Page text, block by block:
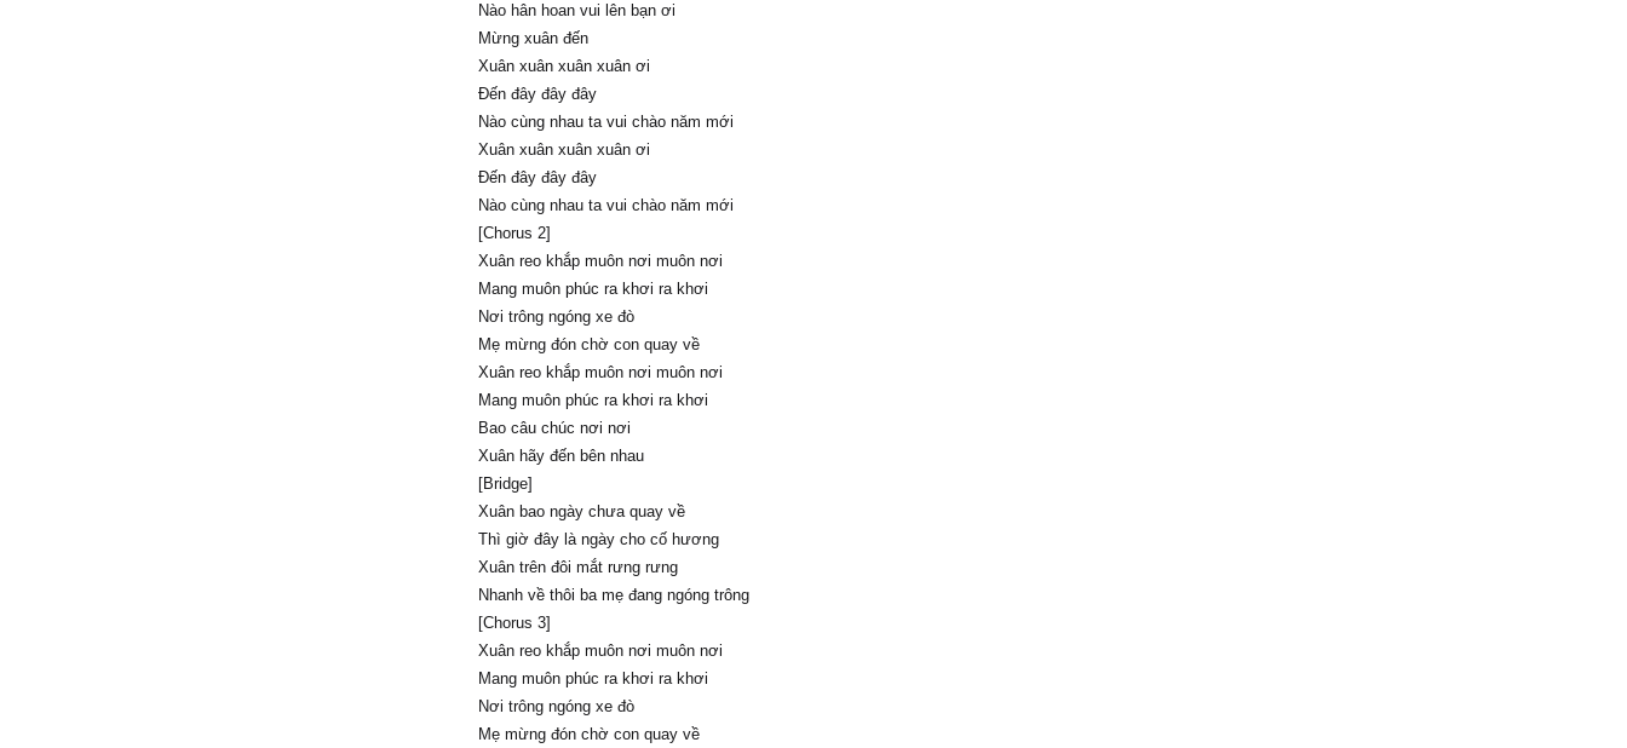
Nào hân hoan vui lên bạn ơi
Mừng xuân đến
Xuân xuân xuân xuân ơi
Đến đây đây đây
Nào cùng nhau ta vui chào năm mới
Xuân xuân xuân xuân ơi
Đến đây đây đây
Nào cùng nhau ta vui chào năm mới
[Chorus 2]
Xuân reo khắp muôn nơi muôn nơi
Mang muôn phúc ra khơi ra khơi
Nơi trông ngóng xe đò
Mẹ mừng đón chờ con quay về
Xuân reo khắp muôn nơi muôn nơi
Mang muôn phúc ra khơi ra khơi
Bao câu chúc nơi nơi
Xuân hãy đến bên nhau
[Bridge]
Xuân bao ngày chưa quay về
Thì giờ đây là ngày cho cố hương
Xuân trên đôi mắt rưng rưng
Nhanh về thôi ba mẹ đang ngóng trông
[Chorus 3]
Xuân reo khắp muôn nơi muôn nơi
Mang muôn phúc ra khơi ra khơi
Nơi trông ngóng xe đò
Mẹ mừng đón chờ con quay về